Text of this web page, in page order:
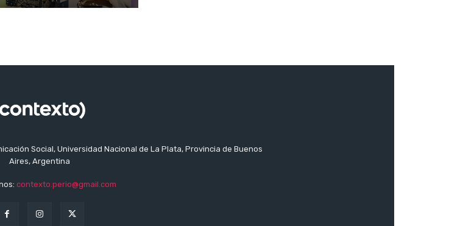
Social, Universidad Nacional de La Plata, Provincia de Buenos
Aires, Argentina
contexto.perio@gmail.com